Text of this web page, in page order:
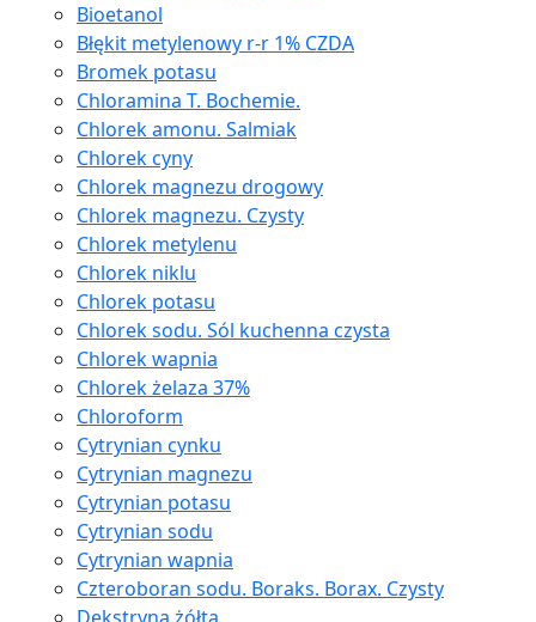
Bioetanol
Błękit metylenowy r-r 1% CZDA
Bromek potasu
Chloramina T. Bochemie.
Chlorek amonu. Salmiak
Chlorek cyny
Chlorek magnezu drogowy
Chlorek magnezu. Czysty
Chlorek metylenu
Chlorek niklu
Chlorek potasu
Chlorek sodu. Sól kuchenna czysta
Chlorek wapnia
Chlorek żelaza 37%
Chloroform
Cytrynian cynku
Cytrynian magnezu
Cytrynian potasu
Cytrynian sodu
Cytrynian wapnia
Czteroboran sodu. Boraks. Borax. Czysty